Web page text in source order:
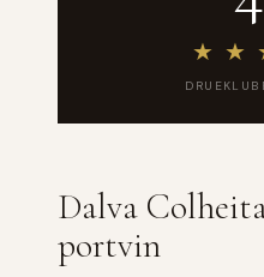
★ ★
Dalva
portvin